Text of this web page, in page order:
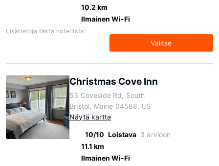
10.2 km
Ilmainen Wi-Fi
Lisätietoja tästä hotellista:
Valitse
Christmas Cove Inn
53 Coveside Rd, South
Bristol, Maine 04568, US
Näytä kartta
10/10 Loistava 3 arvioon
11.1 km
Ilmainen Wi-Fi